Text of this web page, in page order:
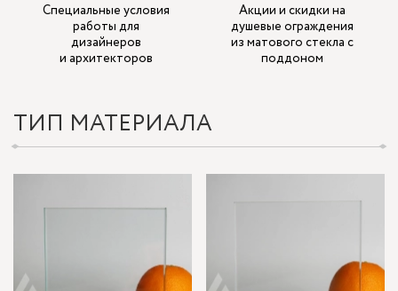
Специальные условия
работы для
дизайнеров
и архитекторов
Акции и скидки на
душевые ограждения
из матового стекла с
поддоном
ТИП МАТЕРИАЛА